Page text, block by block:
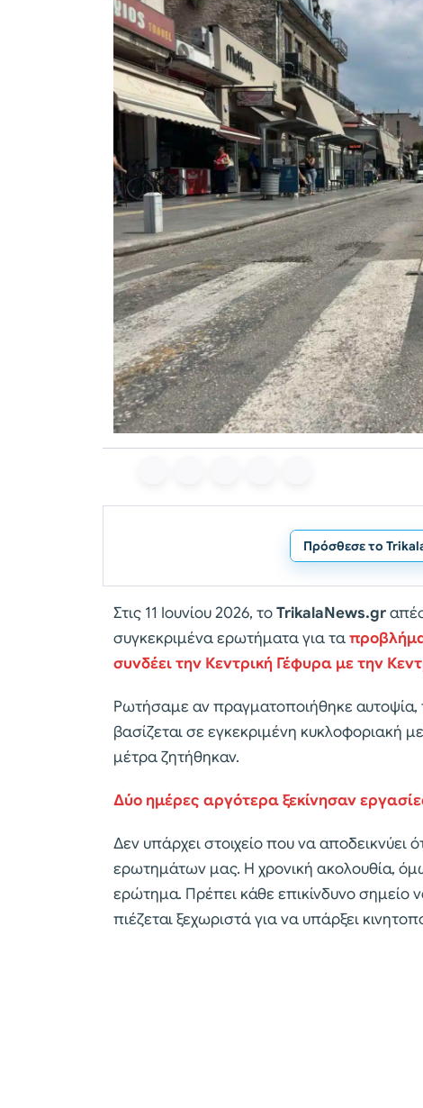
Πρόσθεσε το
Στις 11 Ιουνίου 2026, τοTrikalaNews.gr
συγκεκριμένα ερωτήματα για τα
συνδέει την Κεντρική Γέφυρα με την
Ρωτήσαμε αν πραγματοποιήθηκε
βασίζεται σε εγκεκριμένη κυκλοφοριακή
μέτρα ζητήθηκαν.
Δύο ημέρες αργότερα ξεκίνησαν
Δεν υπάρχει στοιχείο που να αποδεικνύει
ερωτημάτων μας. Η χρονική ακολουθία,
ερώτημα. Πρέπει κάθε επικίνδυνο σημείο
πιέζεται ξεχωριστά για να υπάρξει